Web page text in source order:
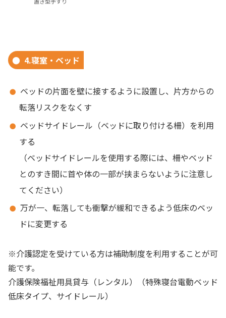
4.寝室・ベッド
ベッドの片面を壁に接するように設置し、片方からの
転落リスクをなくす
ベッドサイドレール（ベッドに取り付ける柵）を利用
する
（ベッドサイドレールを使用する際には、柵やベッド
とのすき間に首や体の一部が挟まらないように注意し
てください）
万が一、転落しても衝撃が緩和できるよう低床のベッ
ドに変更する
※介護認定を受けている方は補助制度を利用することが可
能です。
介護保険福祉用具貸与（レンタル）（特殊寝台電動ベッド
低床タイプ、サイドレール）